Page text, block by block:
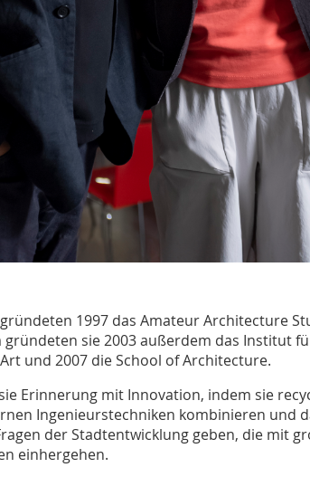
1997 das Amateur Architecture
gründeten sie 2003 außerdem das Institut
und 2007 die School of Architecture.
Erinnerung mit Innovation, indem sie
Ingenieurstechniken kombinieren und
der Stadtentwicklung geben, die mit
einhergehen.